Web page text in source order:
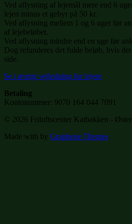
Ved aflysning af lejemål mere end 6
lejen minus et gebyr på 50 kr.
Ved aflysning mellem 1 og 6 uger før
af lejebeløbet.
Ved aflysning mindre end en uge før
Dog refunderes det fulde beløb, hvis
side.
Se i øvrigt vejledning for lejere
Betaling
Kontonummer: 9070 164 044 7091
© 2026 Friluftscenter Katbakken -
Made with by Graphene Themes.